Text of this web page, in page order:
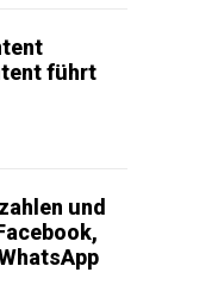
führt
und